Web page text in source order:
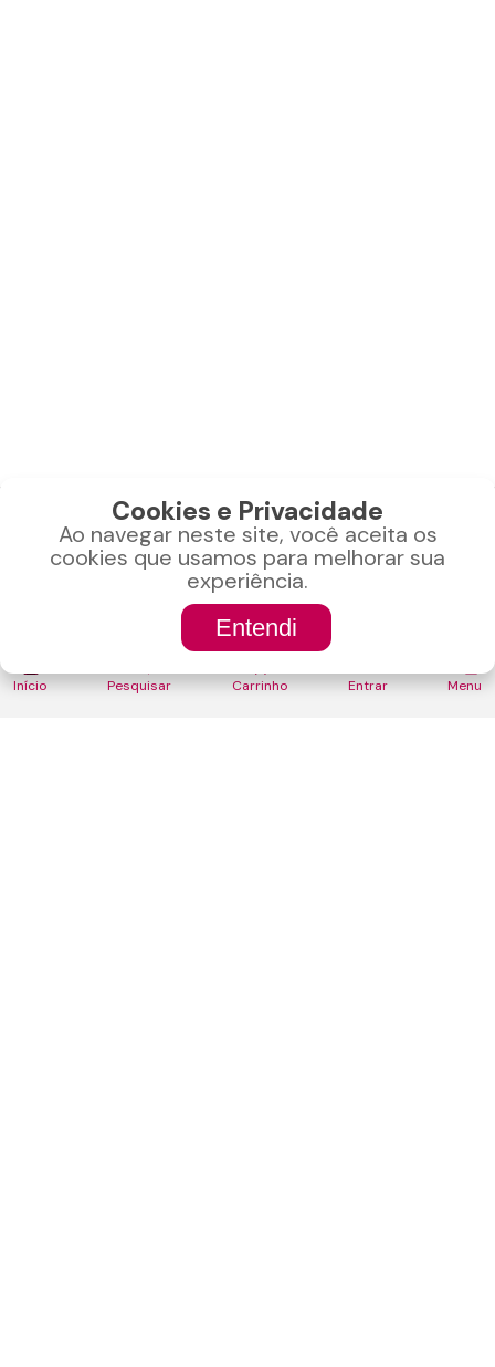
Início Pesquisar
(0)
Carrinho Entrar Menu
CONTATO
CNPJ: 22.040.990/0001-24
ou manda um whats!
Cookies e Privacidade
Ao navegar neste site, você aceita os
cookies que usamos para melhorar sua
experiência.
Entendi